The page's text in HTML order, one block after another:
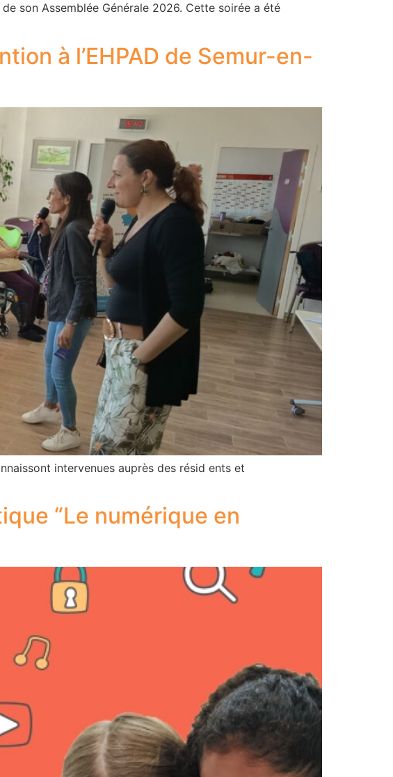
son Assemblée Générale 2026. Cette soirée a été
à l’EHPAD de Semur-en-
intervenues auprès des résid ents et
“Le numérique en